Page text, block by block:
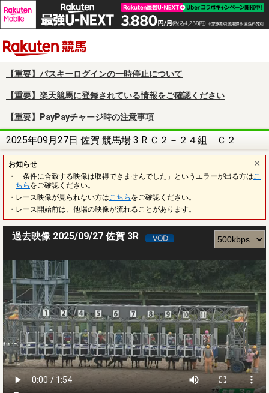
【重要】パスキーログインの一時停止について
【重要】楽天競馬に登録されている情報をご確認ください
【重要】PayPayチャージ時の注意事項
2025年09月27日 佐賀 競馬場 3 R Ｃ２－２４組 Ｃ２
お知らせ
・「条件に合致する映像は取得できませんでした」というエラーが出る方は こ
ちら をご確認ください。
・レース映像が見られない方は こちら をご確認ください。
・レース開始前は、他場の映像が流れることがあります。
過去映像 2025/09/27 佐賀 3R